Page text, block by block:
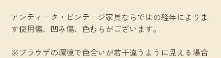
アンティーク・ビンテージ家具ならではの経年によりま
す使用傷、凹み傷、色むらがございます。
※ブラウザの環境で色合いが若干違うように見える場合